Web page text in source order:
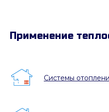
Применение
Системы